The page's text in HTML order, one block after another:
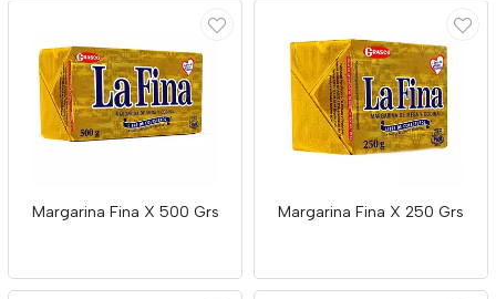
Margarina Fina X 500 Grs Margarina Fina X 250 Grs